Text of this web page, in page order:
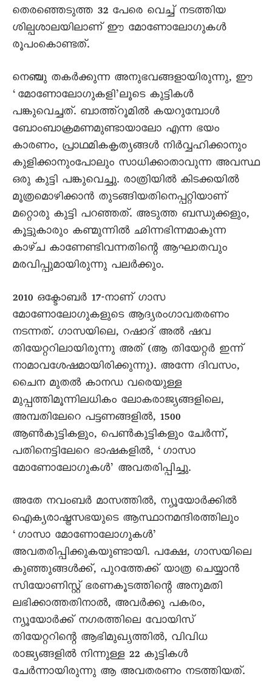
തെരഞ്ഞെടുത്ത 32 പേരെ വെച്ച് നടത്തിയ
ശില്പശാലയിലാണ് ഈ മോണോലോഗുകൾ
രൂപംകൊണ്ടത്.
നെഞ്ചു തകർക്കുന്ന അനുഭവങ്ങളായിരുന്നു, ഈ
‘മോണോലോഗുകളി’ലൂടെ കുട്ടികൾ
പങ്കുവെച്ചത്. ബാത്ത്റൂമിൽ കയറുമ്പോൾ
ബോംബാക്രമണമുണ്ടായാലോ എന്ന ഭയം
കാരണം, പ്രാഥമികകൃത്യങ്ങൾ നിർവ്വഹിക്കാനും
കുളിക്കാനുംപോലും സാധിക്കാതാവുന്ന അവസ്ഥ
ഒരു കുട്ടി പങ്കുവെച്ചു. രാത്രിയിൽ കിടക്കയിൽ
മൂത്രമൊഴിക്കാൻ തുടങ്ങിയതിനെപ്പറ്റിയാണ്
മറ്റൊരു കുട്ടി പറഞ്ഞത്. അടുത്ത ബന്ധുക്കളും,
കൂട്ടുകാരും കണ്മുന്നിൽ ഛിന്നഭിന്നമാകുന്ന
കാഴ്ച കാണേണ്ടിവന്നതിന്റെ ആഘാതവും
മരവിപ്പുമായിരുന്നു പലർക്കും.
2010 ഒക്ടോബർ 17-നാണ് ഗാസ
മോണോലോഗുകളുടെ ആദ്യരംഗാവതരണം
നടന്നത്. ഗാസയിലെ, റഷാദ് അൽ ഷവ
തിയേറ്ററിലായിരുന്നു അത് (ആ തിയേറ്റർ ഇന്ന്
നാമാവശേഷമായിരിക്കുന്നു). അന്നേ ദിവസം,
ചൈന മുതൽ കാനഡ വരെയുള്ള
മുപ്പത്തിമൂന്നിലധികം ലോകരാജ്യങ്ങളിലെ,
അമ്പതിലേറെ പട്ടണങ്ങളിൽ, 1500
ആൺകുട്ടികളും, പെൺകുട്ടികളും ചേർന്ന്,
പതിനെട്ടിലേറെ ഭാഷകളിൽ, ‘ഗാസാ
മോണോലോഗുകൾ’ അവതരിപ്പിച്ചു.
അതേ നവംബർ മാസത്തിൽ, ന്യൂയോർക്കിൽ
ഐക്യരാഷ്ട്രസഭയുടെ ആസ്ഥാനമന്ദിരത്തിലും
‘ഗാസാ മോണോലോഗുകൾ’
അവതരിപ്പിക്കുകയുണ്ടായി. പക്ഷേ, ഗാസയിലെ
കുഞ്ഞുങ്ങൾക്ക്, പുറത്തേക്ക് യാത്ര ചെയ്യാൻ
സിയോണിസ്റ്റ് ഭരണകൂടത്തിന്റെ അനുമതി
ലഭിക്കാത്തതിനാൽ, അവർക്കു പകരം,
ന്യൂയോർക്ക് നഗരത്തിലെ വോയിസ്
തിയേറ്ററിന്റെ ആഭിമുഖ്യത്തിൽ, വിവിധ
രാജ്യങ്ങളിൽ നിന്നുള്ള 22 കുട്ടികൾ
ചേർന്നായിരുന്നു ആ അവതരണം നടത്തിയത്.